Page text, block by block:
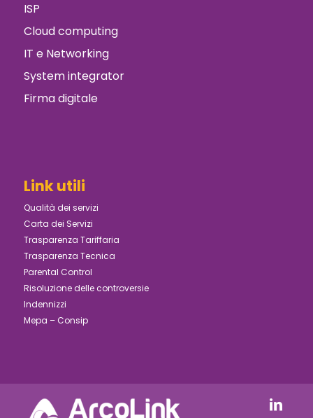
ISP
Cloud computing
IT e Networking
System integrator
Firma digitale
Link utili
Qualità dei servizi
Carta dei Servizi
Trasparenza Tariffaria
Trasparenza Tecnica
Parental Control
Risoluzione delle controversie
Indennizzi
Mepa – Consip